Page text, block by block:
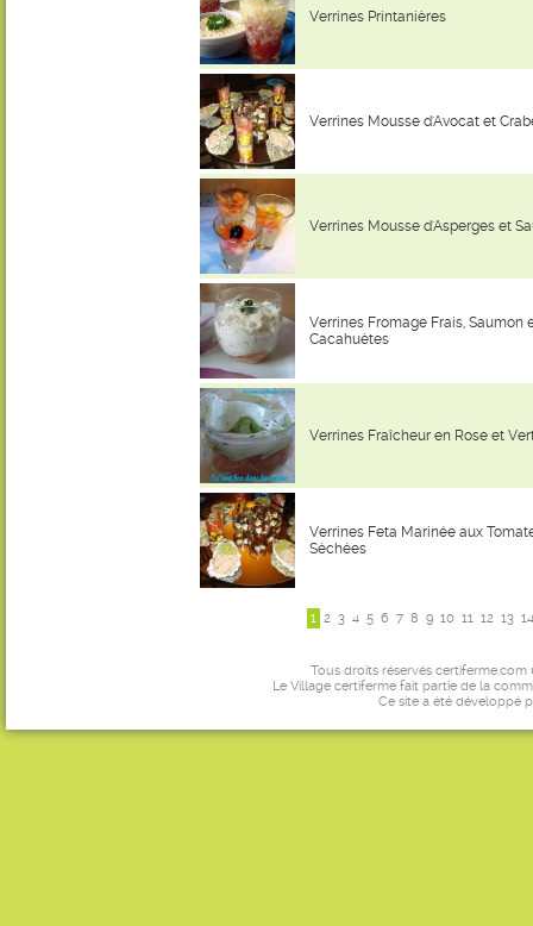
Verrines Printanières
Verrines Mousse d'Avocat et
Verrines Mousse d'Asperges et
Verrines Fromage Frais, Saumon
Cacahuètes
Verrines Fraîcheur en Rose et
Verrines Feta Marinée aux
Séchées
1 2 3 4 5 6 7 8 9 10 11 12 13 14
Tous droits réservés certiferme.com
Le Village certiferme fait partie de la
Ce site a été développé